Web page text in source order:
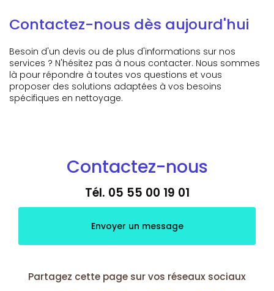
Contactez-nous dès aujourd'hui
Besoin d'un devis ou de plus d'informations sur nos
services ? N'hésitez pas à nous contacter. Nous sommes
là pour répondre à toutes vos questions et vous
proposer des solutions adaptées à vos besoins
spécifiques en nettoyage.
Contactez-nous
Tél. 05 55 00 19 01
Envoyer un message
Partagez cette page sur vos réseaux sociaux